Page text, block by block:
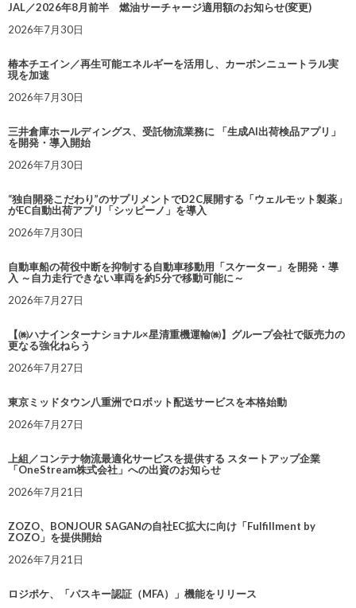
JAL／2026年8月前半 燃油サーチャージ適用額のお知らせ(変更)
2026年7月30日
椿本チエイン／再生可能エネルギーを活用し、カーボンニュートラル実
現を加速
2026年7月30日
三井倉庫ホールディングス、受託物流業務に 「生成AI出荷検品アプリ」
を開発・導入開始
2026年7月30日
“独自開発こだわり”のサプリメントでD2C展開する「ウェルモット製薬」
がEC自動出荷アプリ「シッピーノ」を導入
2026年7月30日
自動車船の荷役中断を抑制する自動車移動用「スケーター」を開発・導
入 ～自力走行できない車両を約5分で移動可能に～
2026年7月27日
【㈱ハナインターナショナル×星清重機運輸㈱】グループ会社で販売力の
更なる強化ねらう
2026年7月27日
東京ミッドタウン八重洲でロボット配送サービスを本格始動
2026年7月27日
上組／コンテナ物流最適化サービスを提供する スタートアップ企業
「OneStream株式会社」への出資のお知らせ
2026年7月21日
ZOZO、BONJOUR SAGANの自社EC拡大に向け「Fulfillment by
ZOZO」を提供開始
2026年7月21日
ロジポケ、「パスキー認証（MFA）」機能をリリース